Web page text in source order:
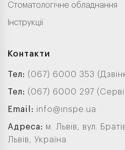
Стоматологічне обладнання
Інструкції
Контакти
Тел: (067) 6000 353
Тел: (067) 6000 297
Email: info@inspe.ua
Адреса: м. Львів, вул.
Львів, Україна